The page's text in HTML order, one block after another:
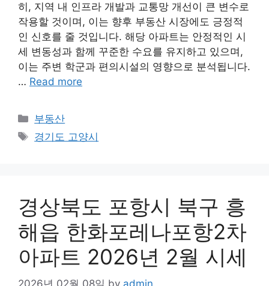
히, 지역 내 인프라 개발과 교통망 개선이 큰 변수로
작용할 것이며, 이는 향후 부동산 시장에도 긍정적
인 신호를 줄 것입니다. 해당 아파트는 안정적인 시
세 변동성과 함께 꾸준한 수요를 유지하고 있으며,
이는 주변 학군과 편의시설의 영향으로 분석됩니다.
… Read more
Categories
부동산
Tags
경기도 고양시
경상북도 포항시 북구 흥
해읍 한화포레나포항2차
아파트 2026년 2월 시세
2026년 02월 08일 by admin